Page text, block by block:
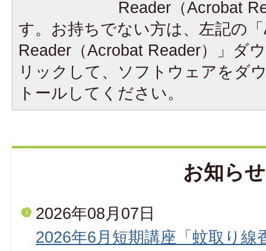
Reader（Acrobat
す。お持ちでない方は、左記の
Reader（Acrobat Reader）」ダ
リックして、ソフトウェアをダ
トールしてください。
お知らせ
2026年08月07日
2026年6月短期講座「蚊取り